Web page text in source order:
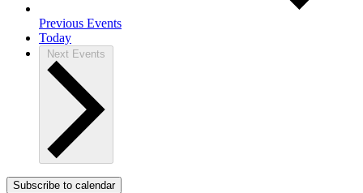
Previous Events
Today
Next Events
Subscribe to calendar